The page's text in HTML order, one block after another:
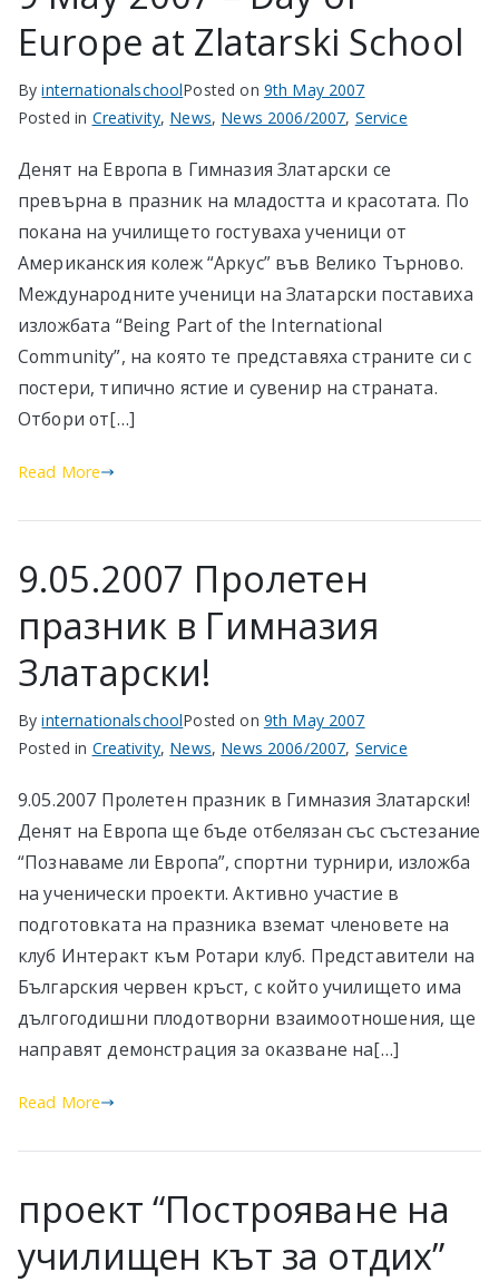
Europe at Zlatarski School
ByinternationalschoolPosted on 9th May 2007
Posted in Creativity, News, News 2006/2007, Service
Денят на Европа в Гимназия Златарски се
превърна в празник на младостта и красотата. По
покана на училището гостуваха ученици от
Американския колеж “Аркус” във Велико Търново.
Международните ученици на Златарски поставиха
изложбата “Being Part of the International
Community”, на която те представяха страните си с
постери, типично ястие и сувенир на страната.
Отбори от[…]
Read More
9.05.2007 Пролетен
празник в Гимназия
Златарски!
ByinternationalschoolPosted on 9th May 2007
Posted in Creativity, News, News 2006/2007, Service
9.05.2007 Пролетен празник в Гимназия Златарски!
Денят на Европа ще бъде отбелязан със състезание
“Познаваме ли Европа”, спортни турнири, изложба
на ученически проекти. Активно участие в
подготовката на празника вземат членовете на
клуб Интеракт към Ротари клуб. Представители на
Българския червен кръст, с който училището има
дългогодишни плодотворни взаимоотношения, ще
направят демонстрация за оказване на[…]
Read More
проект “Построяване на
училищен кът за отдих”